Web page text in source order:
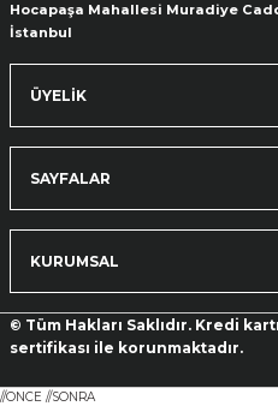
Hocapaşa Mahallesi Muradiye
İstanbul
ÜYELİK
SAYFALAR
KURUMSAL
© Tüm Hakları Saklıdır. Kredi
sertifikası ile korunmaktadır.
//ONCE //SONRA